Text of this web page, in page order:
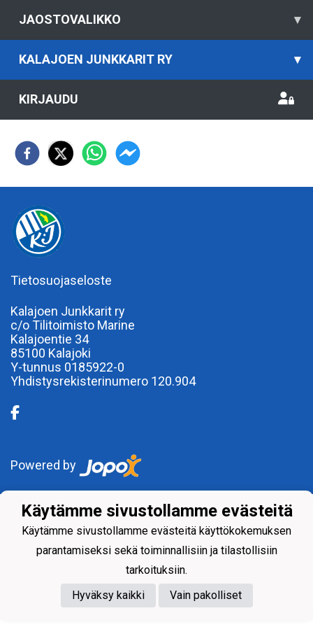
JAOSTOVALIKKO ▾
KALAJOEN JUNKKARIT RY ▾
KIRJAUDU
Tietosuojaseloste
Kalajoen Junkkarit ry
c/o Tilitoimisto Marine
Kalajoentie 34
85100 Kalajoki
Y-tunnus 0185922-0
Yhdistysrekisterinumero 120.904
Powered by
Käytämme sivustollamme evästeitä
Käytämme sivustollamme evästeitä käyttökokemuksen
parantamiseksi sekä toiminnallisiin ja tilastollisiin
tarkoituksiin.
Hyväksy kaikki
Vain pakolliset